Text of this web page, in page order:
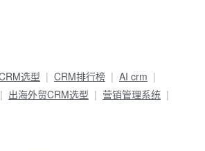
选型 CRM排行榜
AI crm
出海外贸CRM选型
营销管理系统